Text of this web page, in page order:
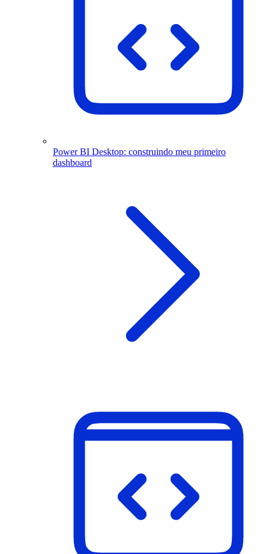
Power BI Desktop: construindo meu primeiro
dashboard